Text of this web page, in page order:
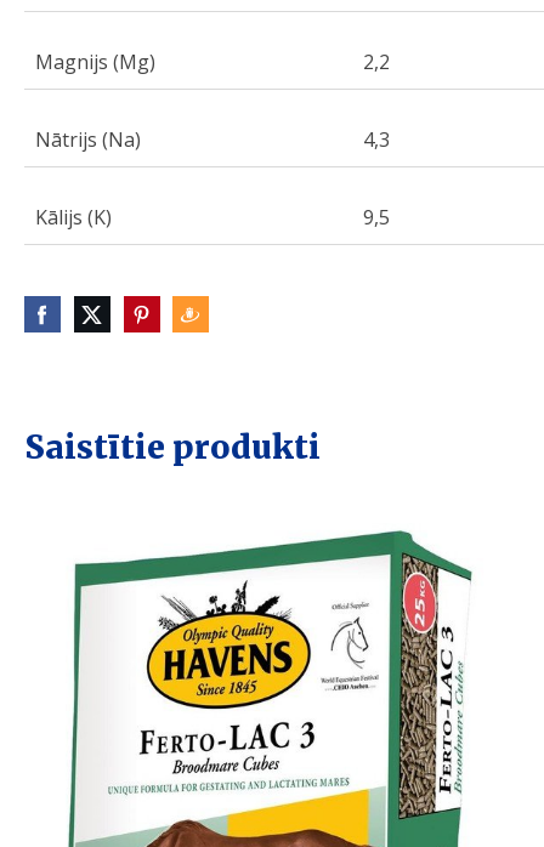
Magnijs (Mg) 2,2
Nātrijs (Na) 4,3
Kālijs (K) 9,5
Saistītie produkti